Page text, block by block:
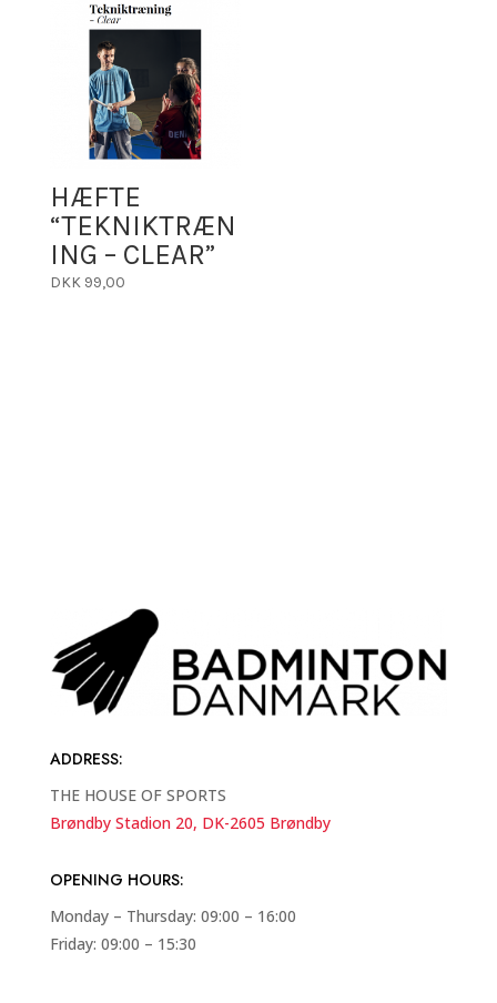
HÆFTE
“TEKNIKTRÆN
ING – CLEAR”
DKK99,00
ADDRESS:
THE HOUSE OF SPORTS
Brøndby Stadion 20, DK-2605 Brøndby
OPENING HOURS:
Monday – Thursday: 09:00 – 16:00
Friday: 09:00 – 15:30